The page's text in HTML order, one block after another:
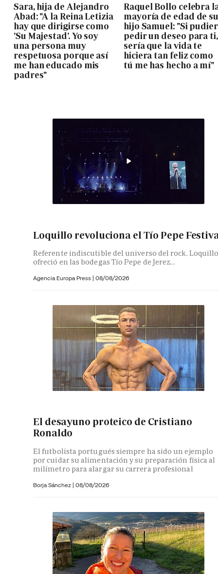
Sara, hija de Alejandro
Abad: "A la Reina Letizia
hay que dirigirse como
'Su Majestad'. Yo soy
una persona muy
respetuosa porque así
me han educado mis
padres"
Raquel Bollo celebra
mayoría de edad de
hijo Samuel: "Si
pedir un deseo para ti,
sería que la vida te
hiciera tan feliz como
tú me has hecho a mí"
Loquillo revoluciona el Tío Pepe
Referente indiscutible del universo del rock,
ofreció en las bodegas Tío Pepe de Jerez...
Agencia Europa Press | 08/08/2026
El desayuno proteico de Cristiano
Ronaldo
El futbolista portugués siempre ha sido un ejemplo
por cuidar su alimentación y su preparación física al
milímetro para alargar su carrera profesional
Borja Sánchez | 08/08/2026